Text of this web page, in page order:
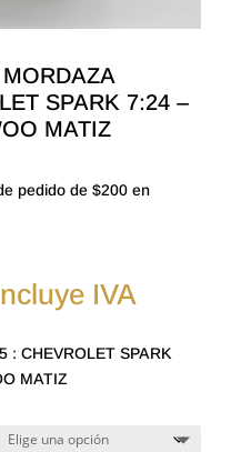
SPARK 7:24 –
MATIZ
pedido de $200 en
IVA
: CHEVROLET SPARK
MATIZ